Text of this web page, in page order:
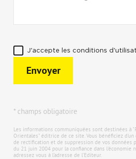
J'accepte les conditions
Envoyer
* champs obligatoire
Les informations communiquées sont destinées à
Orientales" éditrice de ce site. Vous bénéficiez d'un
de rectification et de suppression de vos données
du 21 juin 2004 pour la confiance dans l'économie
adressez vous à l’adresse de l’Editeur.